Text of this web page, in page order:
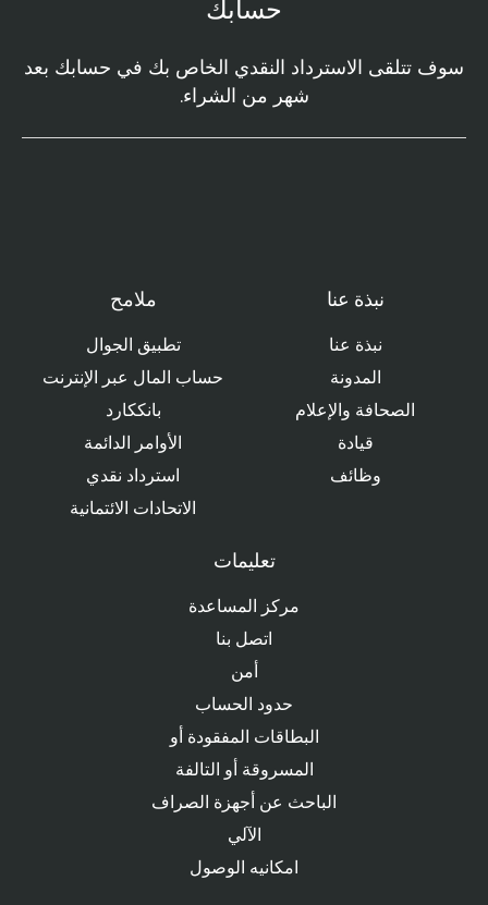
حسابك
سوف تتلقى الاسترداد النقدي الخاص بك في حسابك بعد
شهر من الشراء.
نبذة عنا
نبذة عنا
المدونة
الصحافة والإعلام
قيادة
وظائف
ملامح
تطبيق الجوال
حساب المال عبر الإنترنت
بانككارد
الأوامر الدائمة
استرداد نقدي
الاتحادات الائتمانية
تعليمات
مركز المساعدة
اتصل بنا
أمن
حدود الحساب
البطاقات المفقودة أو
المسروقة أو التالفة
الباحث عن أجهزة الصراف
الآلي
امكانيه الوصول